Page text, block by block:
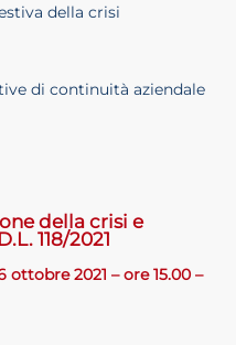
della crisi
di continuità aziendale
della crisi e
118/2021
ottobre 2021 – ore 15.00 –